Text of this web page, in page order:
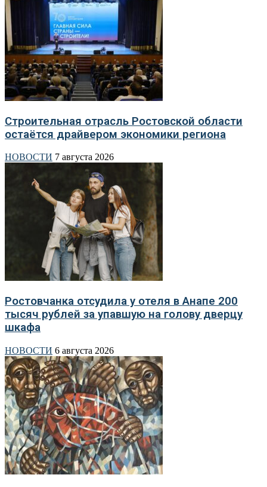
Строительная отрасль Ростовской области
остаётся драйвером экономики региона
НОВОСТИ 7 августа 2026
Ростовчанка отсудила у отеля в Анапе 200
тысяч рублей за упавшую на голову дверцу
шкафа
НОВОСТИ 6 августа 2026